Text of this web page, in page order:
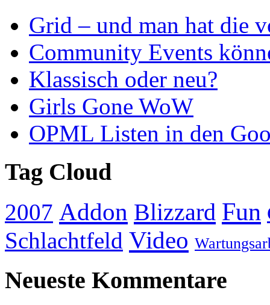
Grid – und man hat die
Community Events
Klassisch oder neu?
Girls Gone WoW
OPML Listen in den
Tag Cloud
2007 Addon Blizzard Fun
Schlachtfeld Video
Neueste Kommentare